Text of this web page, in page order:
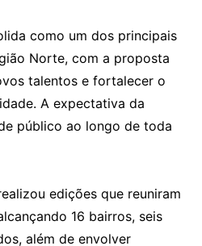
como um dos principais
Norte, com a proposta
talentos e fortalecer o
A expectativa da
público ao longo de toda
edições que reuniram
16 bairros, seis
além de envolver